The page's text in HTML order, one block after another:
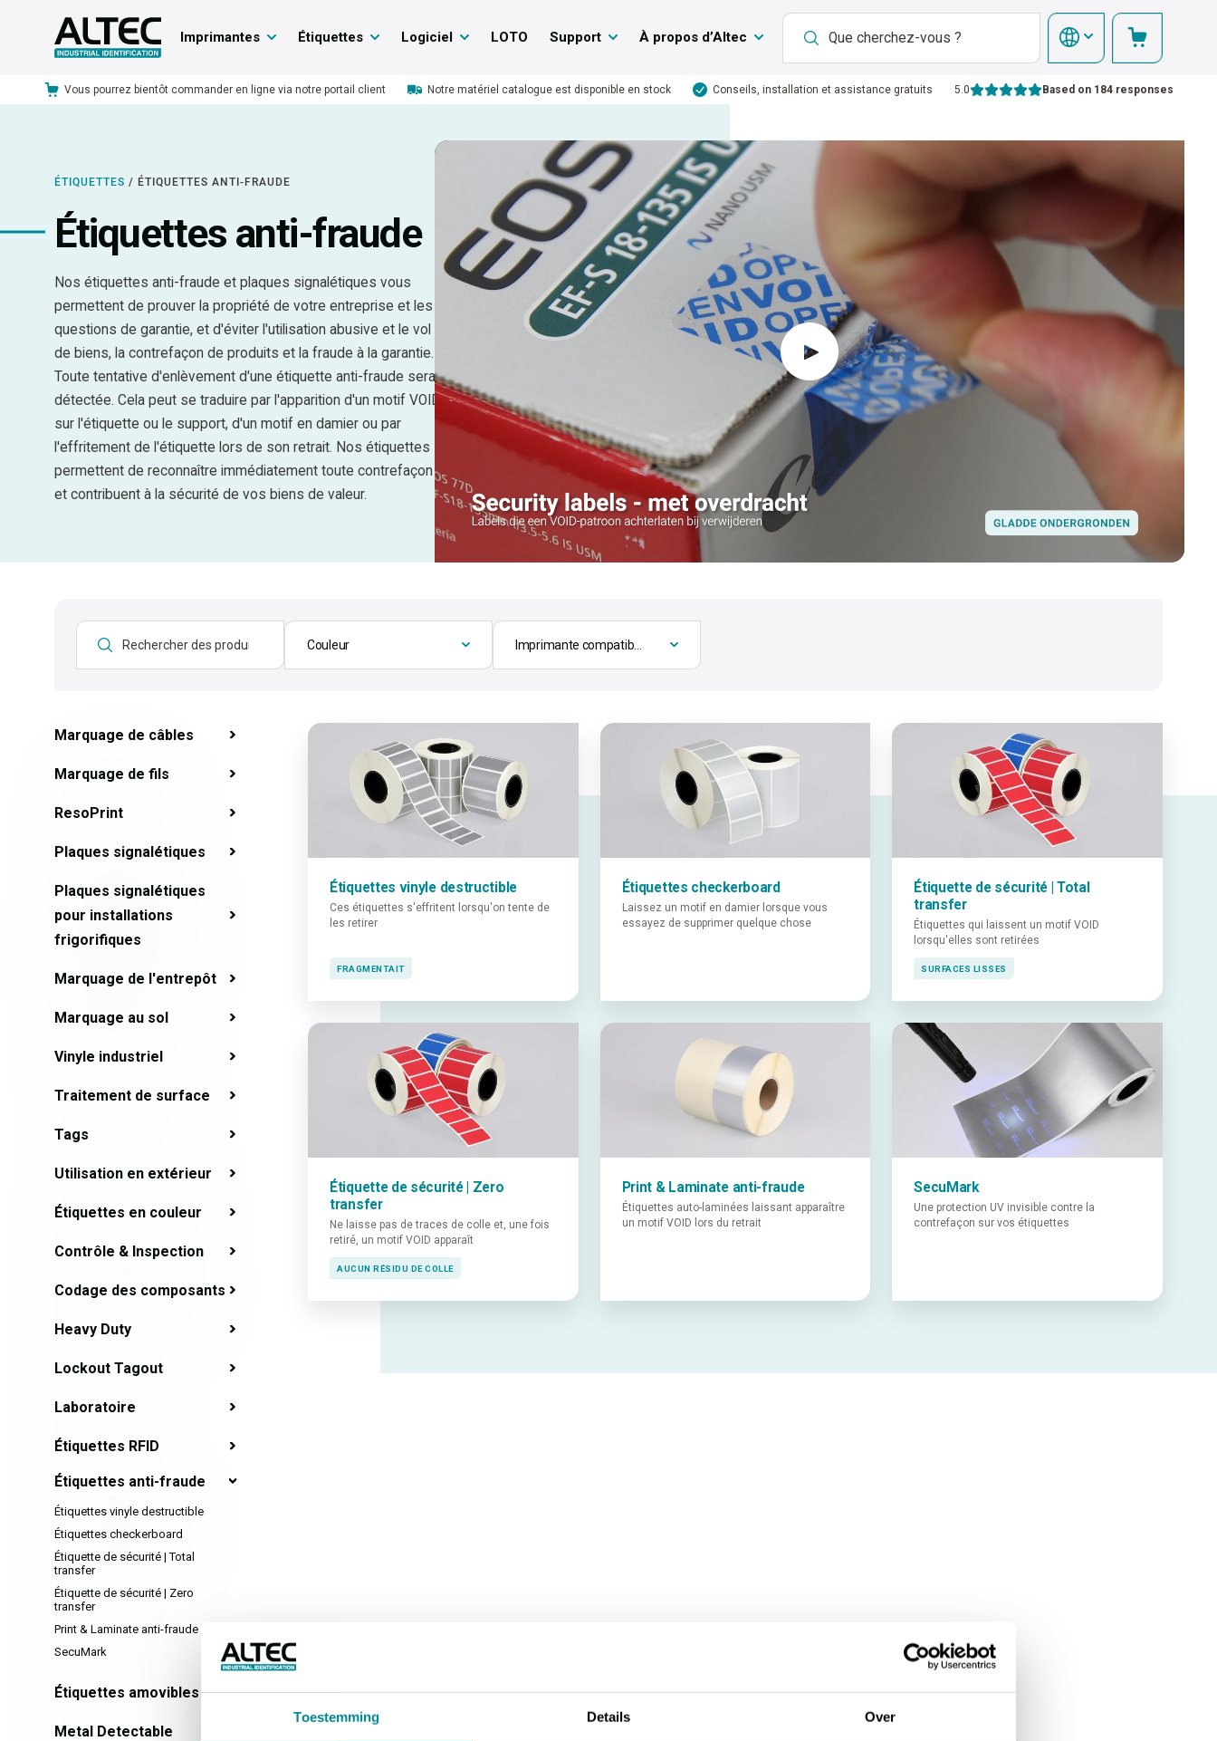
Toestemming Details Over
Imprimantes Étiquettes Logiciel LOTO Support À propos d’Altec
Vous pourrez bientôt commander en ligne via notre portail client Notre matériel catalogue est disponible en stock Conseils, installation et assistance gratuits 5.0 Based on 184 responses
ÉTIQUETTES / ÉTIQUETTES ANTI-FRAUDE
Étiquettes anti-fraude
Nos étiquettes anti-fraude et plaques signalétiques vous
permettent de prouver la propriété de votre entreprise et les
questions de garantie, et d'éviter l'utilisation abusive et le vol
de biens, la contrefaçon de produits et la fraude à la garantie.
Toute tentative d'enlèvement d'une étiquette anti-fraude sera
détectée. Cela peut se traduire par l'apparition d'un motif VOID
sur l'étiquette ou le support, d'un motif en damier ou par
l'effritement de l'étiquette lors de son retrait. Nos étiquettes
permettent de reconnaître immédiatement toute contrefaçon
et contribuent à la sécurité de vos biens de valeur.
Couleur Imprimante compatible
Marquage de câbles
Marquage de fils
ResoPrint
Plaques signalétiques
Plaques signalétiques
pour installations
frigorifiques
Marquage de l'entrepôt
Marquage au sol
Vinyle industriel
Traitement de surface
Tags
Utilisation en extérieur
Étiquettes en couleur
Contrôle & Inspection
Codage des composants
Heavy Duty
Lockout Tagout
Laboratoire
Étiquettes RFID
Étiquettes anti-fraude
Étiquettes vinyle destructible
Étiquettes checkerboard
Étiquette de sécurité | Total
transfer
Étiquette de sécurité | Zero
transfer
Print & Laminate anti-fraude
SecuMark
Étiquettes amovibles
Metal Detectable
Étiquettes vinyle destructible
Ces étiquettes s'effritent lorsqu'on tente de
les retirer
FRAGMENTAIT
Étiquettes checkerboard
Laissez un motif en damier lorsque vous
essayez de supprimer quelque chose
Étiquette de sécurité | Total
transfer
Étiquettes qui laissent un motif VOID
lorsqu'elles sont retirées
SURFACES LISSES
Étiquette de sécurité | Zero
transfer
Ne laisse pas de traces de colle et, une fois
retiré, un motif VOID apparaît
AUCUN RÉSIDU DE COLLE
Print & Laminate anti-fraude
Étiquettes auto-laminées laissant apparaître
un motif VOID lors du retrait
SecuMark
Une protection UV invisible contre la
contrefaçon sur vos étiquettes